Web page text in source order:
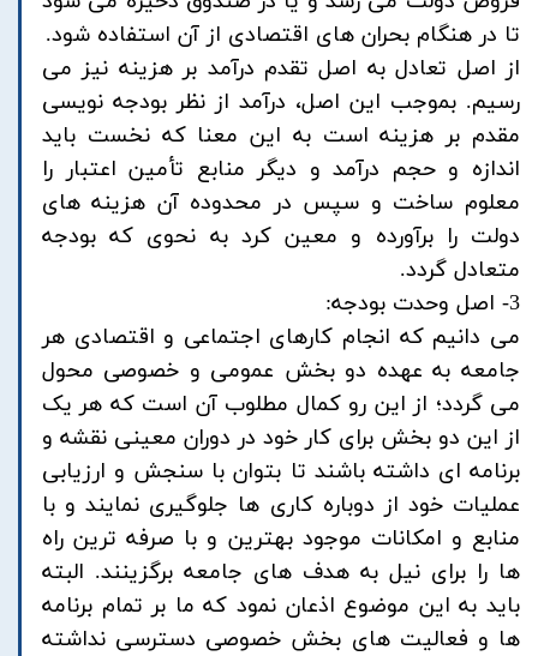
تا در هنگام بحران های اقتصادی از آن استفاده شود.
از اصل تعادل به اصل تقدم درآمد بر هزینه نیز می
رسیم. بموجب این اصل، درآمد از نظر بودجه نویسی
مقدم بر هزینه است به این معنا که نخست باید
اندازه و حجم درآمد و دیگر منابع تأمین اعتبار را
معلوم ساخت و سپس در محدوده آن هزینه های
دولت را برآورده و معین کرد به نحوی که بودجه
متعادل گردد.
3- اصل وحدت بودجه:
می دانیم که انجام کارهای اجتماعی و اقتصادی هر
جامعه به عهده دو بخش عمومی و خصوصی محول
می گردد؛ از این رو کمال مطلوب آن است که هر یک
از این دو بخش برای کار خود در دوران معینی نقشه و
برنامه ای داشته باشند تا بتوان با سنجش و ارزیابی
عملیات خود از دوباره کاری ها جلوگیری نمایند و با
منابع و امکانات موجود بهترین و با صرفه ترین راه
ها را برای نیل به هدف های جامعه برگزینند. البته
باید به این موضوع اذعان نمود که ما بر تمام برنامه
ها و فعالیت های بخش خصوصی دسترسی نداشته